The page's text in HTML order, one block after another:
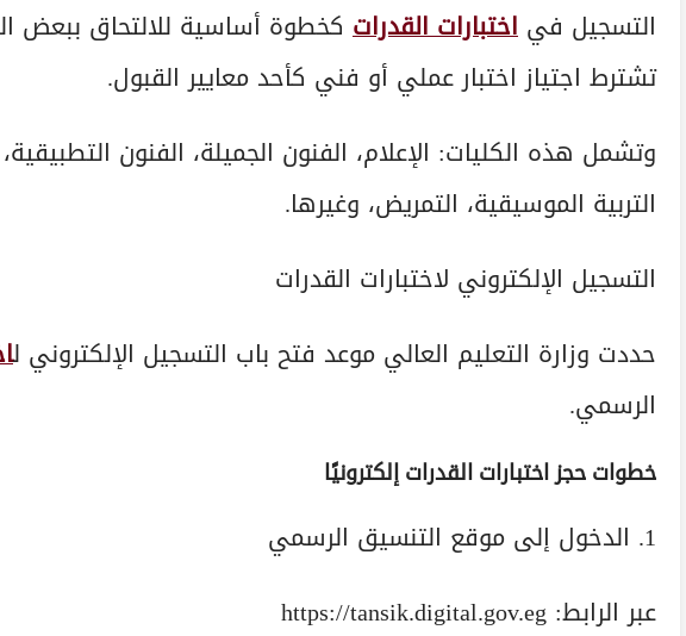
التسجيل في اختبارات القدرات كخطوة أساسية للالتحاق ببعض
تشترط اجتياز اختبار عملي أو فني كأحد معايير القبول.
وتشمل هذه الكليات: الإعلام، الفنون الجميلة، الفنون التطبيقية،
التربية الموسيقية، التمريض، وغيرها.
التسجيل الإلكتروني لاختبارات القدرات
حددت وزارة التعليم العالي موعد فتح باب التسجيل الإلكتروني ل
الرسمي.
خطوات حجز اختبارات القدرات إلكترونيًا
1. الدخول إلى موقع التنسيق الرسمي
عبر الرابط: https://tansik.digital.gov.eg